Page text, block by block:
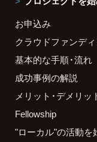
お申込み
クラウドファンデ
基本的な手順・流れ
成功事例の解説
メリット・デメリッ
Fellowship
"ローカル"の活動を